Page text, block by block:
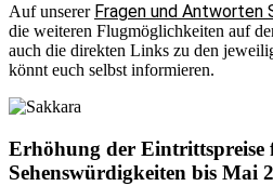
Auf unserer Fragen und Antworten
die weiteren Flugmöglichkeiten auf
auch die direkten Links zu den
könnt euch selbst informieren.
Erhöhung der Eintrittspreise
Sehenswürdigkeiten bis Mai